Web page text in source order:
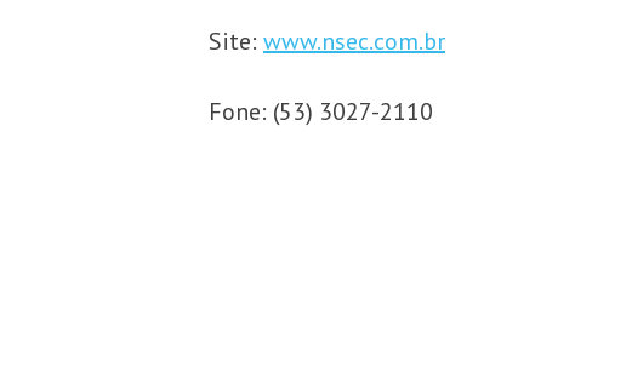
Site: www.nsec.com.br
Fone: (53) 3027-2110